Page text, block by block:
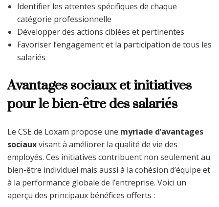
Identifier les attentes spécifiques de chaque
catégorie professionnelle
Développer des actions ciblées et pertinentes
Favoriser l’engagement et la participation de tous les
salariés
Avantages sociaux et initiatives
pour le bien-être des salariés
Le CSE de Loxam propose une myriade d’avantages
sociauxvisant à améliorer la qualité de vie des
employés. Ces initiatives contribuent non seulement au
bien-être individuel mais aussi à la cohésion d’équipe et
à la performance globale de l’entreprise. Voici un
aperçu des principaux bénéfices offerts :